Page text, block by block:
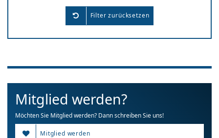
Filter zurücksetzen
Mitglied werden?
Möchten Sie Mitglied werden? Dann schreiben Sie uns!
Mitglied werden